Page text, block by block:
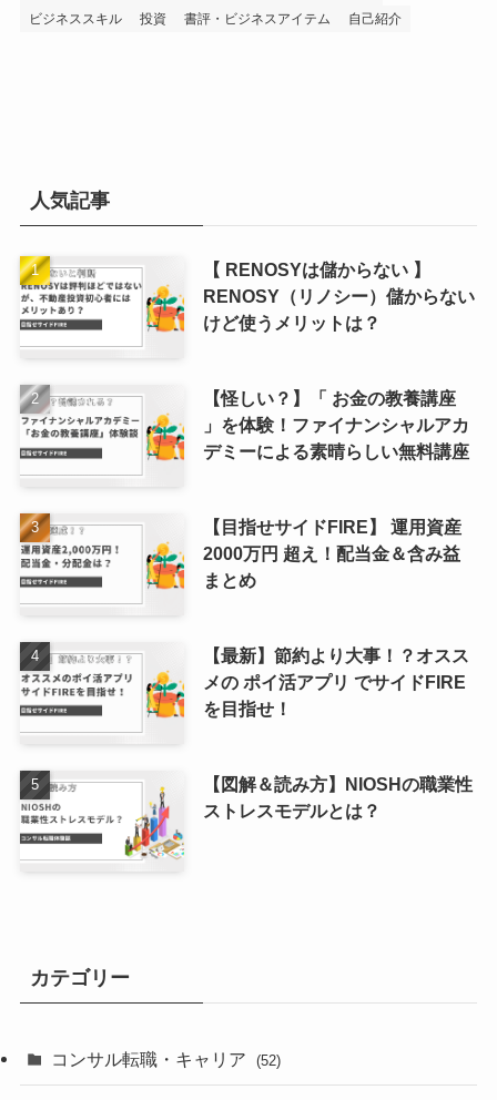
ビジネススキル
投資 書評・ビジネスアイテム 自己紹介
人気記事
【 RENOSYは儲からない 】
RENOSY（リノシー）儲からない
けど使うメリットは？
【怪しい？】「 お金の教養講座
」を体験！ファイナンシャルアカ
デミーによる素晴らしい無料講座
【目指せサイドFIRE】 運用資産
2000万円 超え！配当金＆含み益
まとめ
【最新】節約より大事！？オスス
メの ポイ活アプリ でサイドFIRE
を目指せ！
【図解＆読み方】NIOSHの職業性
ストレスモデルとは？
カテゴリー
コンサル転職・キャリア (52)